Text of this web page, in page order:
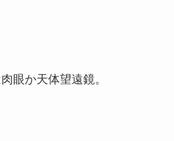
眼か天体望遠鏡。